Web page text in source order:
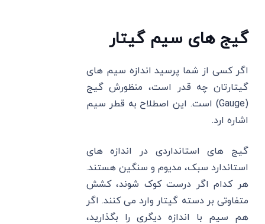
گیج های سیم گیتار
اگر کسی از شما پرسید اندازه سیم های
گیتارتان چه قدر است، منظورش گیج
(Gauge) است. این اصطلاح به قطر سیم
اشاره ارد.
گیج های استانداردی در اندازه های
استاندارد سبک، مدیوم ​​و سنگین هستند.
هر کدام اگر درست کوک شوند، کشش
متفاوتی بر دسته گیتار وارد می کنند. اگر
هم سیم با اندازه دیگری را بگذارید،